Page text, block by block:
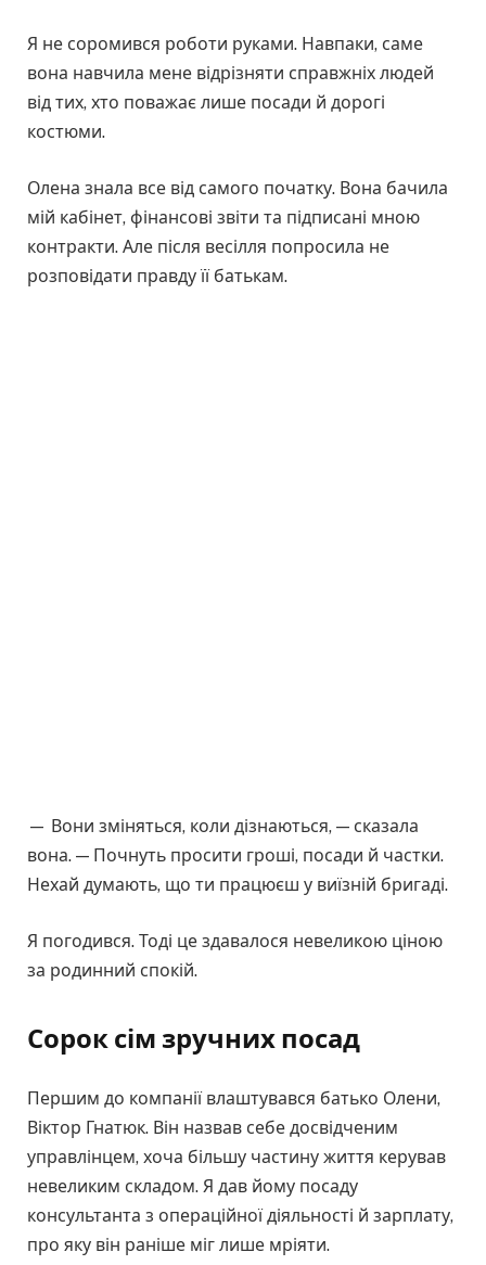
Я не соромився роботи руками. Навпаки, саме
вона навчила мене відрізняти справжніх людей
від тих, хто поважає лише посади й дорогі
костюми.
Олена знала все від самого початку. Вона бачила
мій кабінет, фінансові звіти та підписані мною
контракти. Але після весілля попросила не
розповідати правду її батькам.
— Вони зміняться, коли дізнаються, — сказала
вона. — Почнуть просити гроші, посади й частки.
Нехай думають, що ти працюєш у виїзній бригаді.
Я погодився. Тоді це здавалося невеликою ціною
за родинний спокій.
Сорок сім зручних посад
Першим до компанії влаштувався батько Олени,
Віктор Гнатюк. Він назвав себе досвідченим
управлінцем, хоча більшу частину життя керував
невеликим складом. Я дав йому посаду
консультанта з операційної діяльності й зарплату,
про яку він раніше міг лише мріяти.